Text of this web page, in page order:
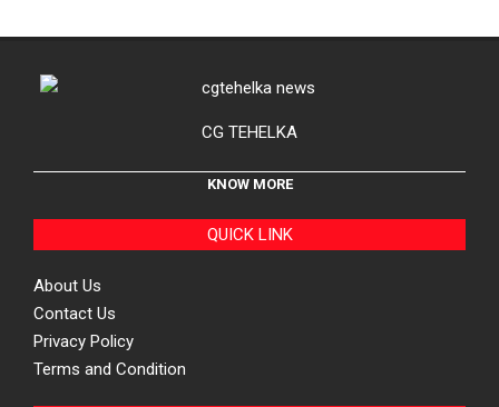
CG TEHELKA
KNOW MORE
QUICK LINK
About Us
Contact Us
Privacy Policy
Terms and Condition